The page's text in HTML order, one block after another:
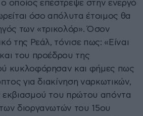
οποίος επέστρεψε στην ενεργό
όσο απόλυτα έτοιμος θα
των «τρικολόρ». Όσον
της Ρεάλ, τόνισε πως: «Είναι
του προέδρου της
κυκλοφόρησαν και φήμες πως
για διακίνηση ναρκωτικών,
εκβιασμού του πρώτου απόντα
διοργανωτών του 15ου